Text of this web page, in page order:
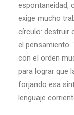
espontaneidad,
exige mucho
círculo: destruir
el pensamiento.
con el orden
para lograr que
forjando esa
lenguaje